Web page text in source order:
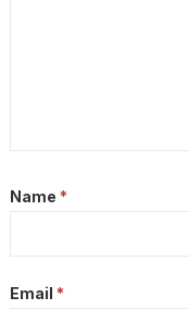
Name *
Email *